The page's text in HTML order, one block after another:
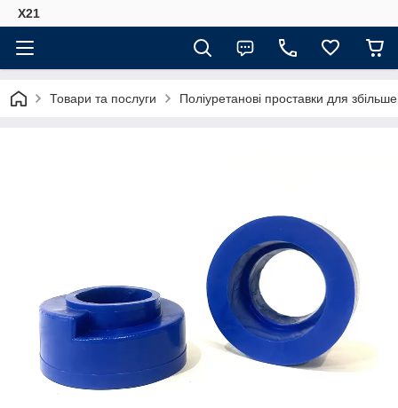
Х21
Товари та послуги Поліуретанові проставки для